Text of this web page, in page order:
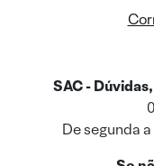
SAC -
De segunda